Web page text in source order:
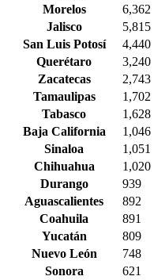
Morelos
6,362
Jalisco
5,815
San Luis Potosí
4,440
Querétaro
3,240
Zacatecas
2,743
Tamaulipas
1,702
Tabasco
1,628
Baja California
1,046
Sinaloa
1,051
Chihuahua
1,020
Durango
939
Aguascalientes
892
Coahuila
891
Yucatán
809
Nuevo León
748
Sonora
621